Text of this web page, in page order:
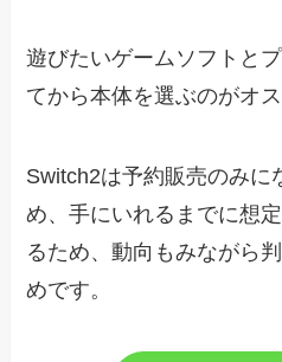
遊びたいゲームソフトと
てから本体を選ぶのがオス
Switch2は予約販売のみに
め、手にいれるまでに想
るため、動向もみながら
めです。